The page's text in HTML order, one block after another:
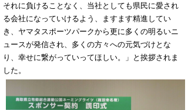
それに負けることなく、当社としても県民に愛され
る会社になっていけるよう、ますます精進してい
き、ヤマタスポーツパークから更に多くの明るいニ
ュースが発信され、多くの方々への元気づけとな
り、幸せに繋がっていってほしい。」と挨拶されま
した。